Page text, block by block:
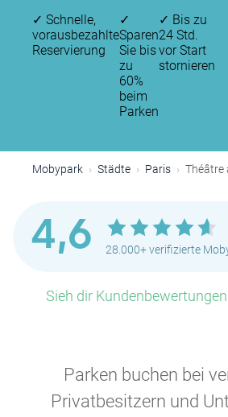
✓ Schnelle,
vorausbezahlte
Reservierung
✓
Sparen
Sie bis
zu
60%
beim
Parken
✓ Bis zu
24 Std.
vor Start
stornieren
Mobypark Städte Paris Théâtre
4,6 28.000+ verifizierte
Sieh dir
Parken buchen bei
Privatbesitzern und